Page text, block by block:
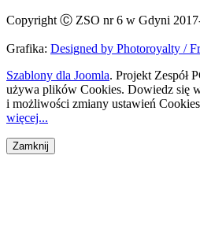
Copyright Ⓒ ZSO nr 6 w Gdyni
Grafika: Designed by Photoroyalty /
Szablony dla Joomla. Projekt Zespół
używa plików Cookies. Dowiedz się
i możliwości zmiany ustawień
więcej...